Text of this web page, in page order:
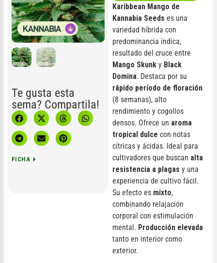
Te gusta esta
sema? Compartila!
FICHA
Karibbean Mango de
Kannabia Seeds es una
variedad híbrida con
predominancia índica,
resultado del cruce entre
Mango Skunk y Black
Domina. Destaca por su
rápido período de floración
(8 semanas), alto
rendimiento y cogollos
densos. Ofrece un aroma
tropical dulce con notas
cítricas y ácidas. Ideal para
cultivadores que buscan alta
resistencia a plagas y una
experiencia de cultivo fácil.
Su efecto es mixto,
combinando relajación
corporal con estimulación
mental. Producción elevada
tanto en interior como
exterior.